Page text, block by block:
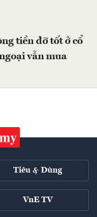
tiền đỡ tốt ở cổ
vẫn mua
Tiêu & Dùng
VnE TV